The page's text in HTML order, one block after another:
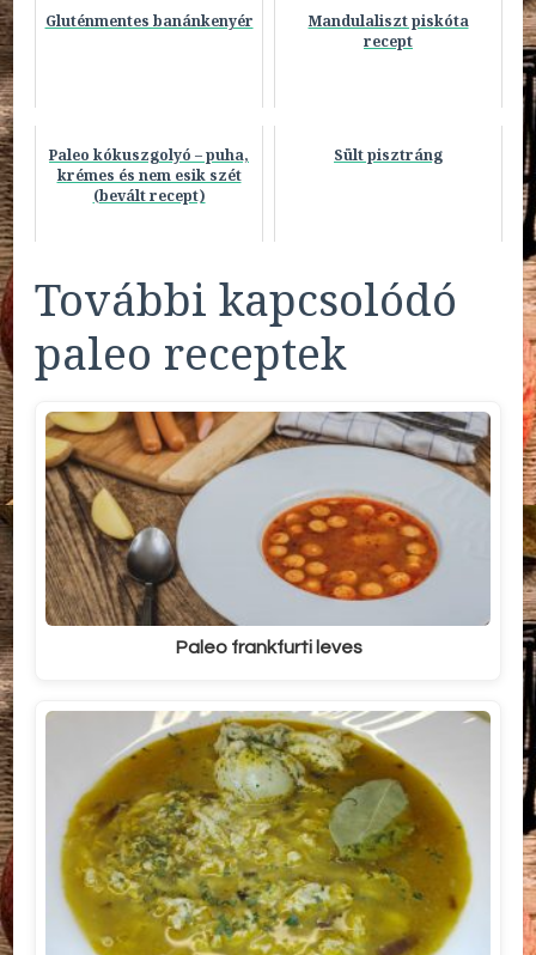
Gluténmentes banánkenyér
Mandulaliszt piskóta
recept
Paleo kókuszgolyó – puha,
krémes és nem esik szét
(bevált recept)
Sült pisztráng
További kapcsolódó
paleo receptek
Paleo frankfurti leves